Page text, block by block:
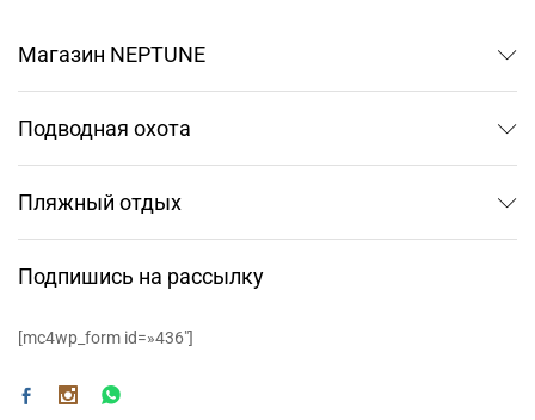
Магазин NEPTUNE
Подводная охота
Пляжный отдых
Подпишись на рассылку
[mc4wp_form id=»436″]